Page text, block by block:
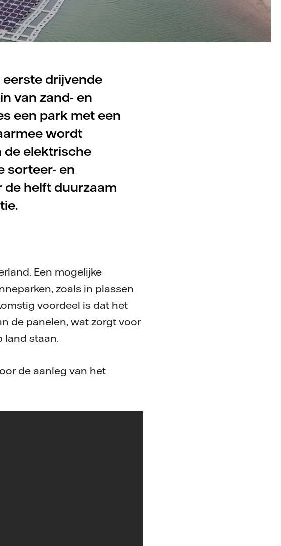
drijvende
van zand- en
een park met een
wordt
de elektrische
sorteer- en
helft duurzaam
Een mogelijke
zoals in plassen
voordeel is dat het
de panelen, wat zorgt voor
land staan.
de aanleg van het